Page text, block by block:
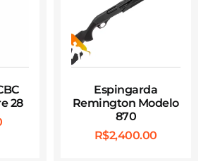
28
Espingarda
Remington Modelo
870
R$2,400.00